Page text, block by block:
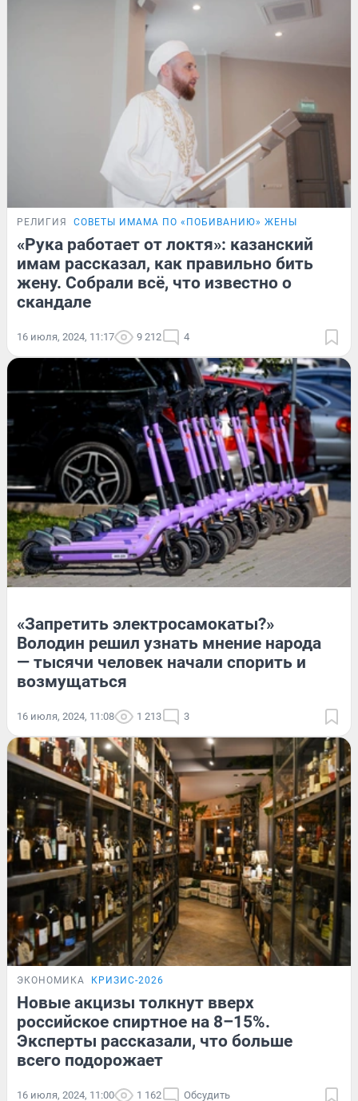
РЕЛИГИЯ СОВЕТЫ ИМАМА ПО «ПОБИВАНИЮ» ЖЕНЫ
«Рука работает от локтя»: казанский
имам рассказал, как правильно бить
жену. Собрали всё, что известно о
скандале
16 июля, 2024, 11:17 9 212 4
«Запретить электросамокаты?»
Володин решил узнать мнение народа
— тысячи человек начали спорить и
возмущаться
16 июля, 2024, 11:08 1 213 3
ЭКОНОМИКА КРИЗИС-2026
Новые акцизы толкнут вверх
российское спиртное на 8–15%.
Эксперты рассказали, что больше
всего подорожает
16 июля, 2024, 11:00 1 162 Обсудить